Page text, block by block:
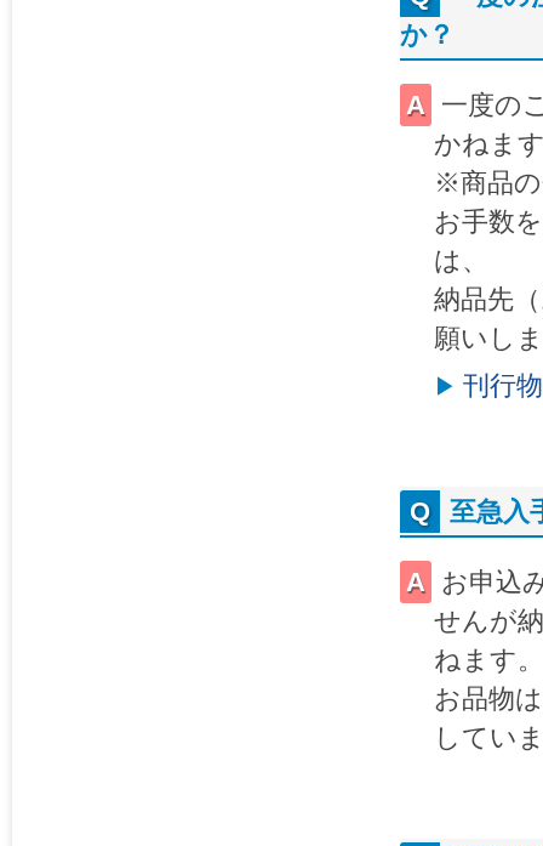
か？
一度の
かねま
※商品
お手数
は、
納品先
願いし
刊行
至急入
お申込
せんが
ねます。
お品物
してい